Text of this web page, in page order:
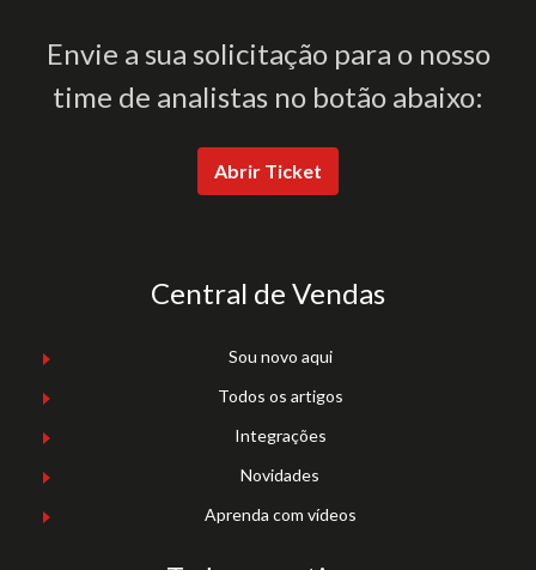
Envie a sua solicitação para o nosso
time de analistas no botão abaixo:
Abrir Ticket
Central de Vendas
Sou novo aqui
Todos os artigos
Integrações
Novidades
Aprenda com vídeos